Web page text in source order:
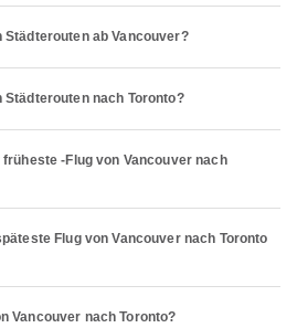
ab Vancouver?
nach Toronto?
-Flug von Vancouver nach
Flug von Vancouver nach Toronto
Vancouver nach Toronto?